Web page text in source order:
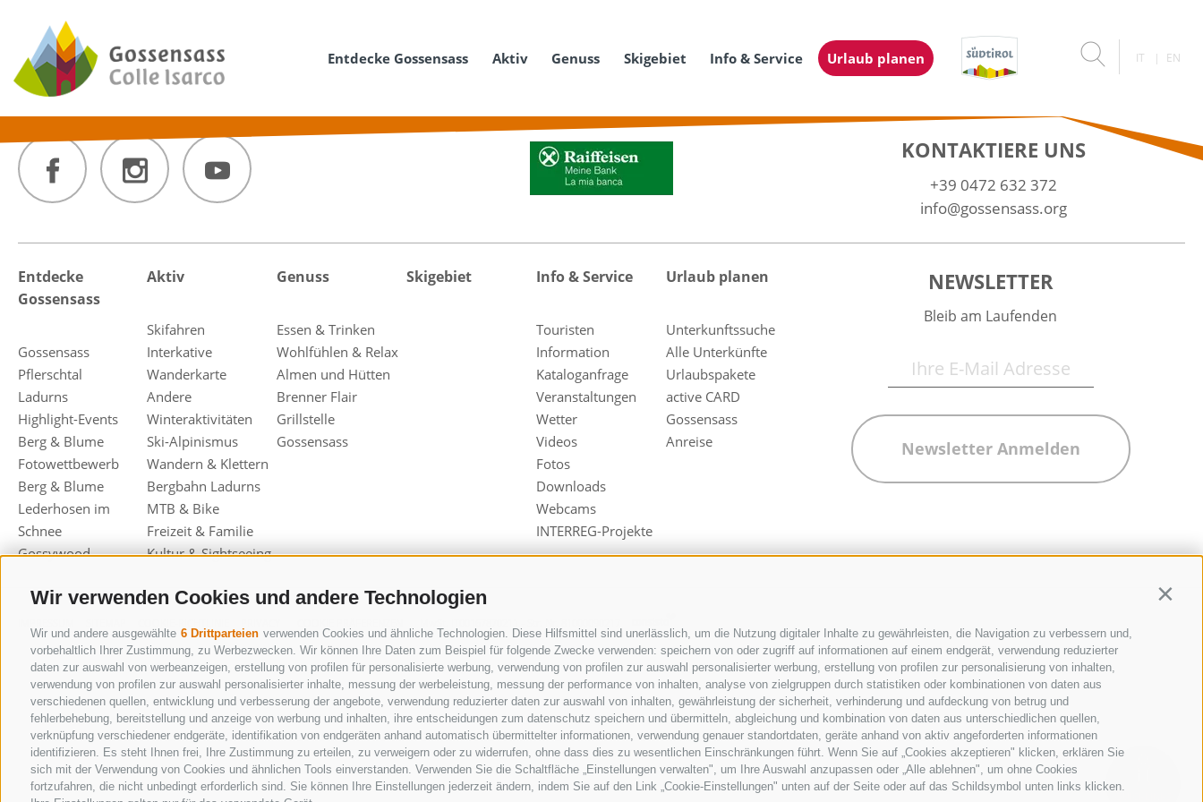
Wir verwenden Cookies und andere Technologien
Wir und andere ausgewählte 6 Drittparteien verwenden Cookies und ähnliche Technologien. Diese Hilfsmittel sind unerlässlich, um die Nutzung digitaler Inhalte zu gewährleisten, die Navigation zu verbessern und,
vorbehaltlich Ihrer Zustimmung, zu Werbezwecken. Wir können Ihre Daten zum Beispiel für folgende Zwecke verwenden: speichern von oder zugriff auf informationen auf einem endgerät, verwendung reduzierter
daten zur auswahl von werbeanzeigen, erstellung von profilen für personalisierte werbung, verwendung von profilen zur auswahl personalisierter werbung, erstellung von profilen zur personalisierung von inhalten,
verwendung von profilen zur auswahl personalisierter inhalte, messung der werbeleistung, messung der performance von inhalten, analyse von zielgruppen durch statistiken oder kombinationen von daten aus
verschiedenen quellen, entwicklung und verbesserung der angebote, verwendung reduzierter daten zur auswahl von inhalten, gewährleistung der sicherheit, verhinderung und aufdeckung von betrug und
fehlerbehebung, bereitstellung und anzeige von werbung und inhalten, ihre entscheidungen zum datenschutz speichern und übermitteln, abgleichung und kombination von daten aus unterschiedlichen quellen,
verknüpfung verschiedener endgeräte, identifikation von endgeräten anhand automatisch übermittelter informationen, verwendung genauer standortdaten, geräte anhand von aktiv angeforderten informationen
identifizieren. Es steht Ihnen frei, Ihre Zustimmung zu erteilen, zu verweigern oder zu widerrufen, ohne dass dies zu wesentlichen Einschränkungen führt. Wenn Sie auf „Cookies akzeptieren" klicken, erklären Sie
sich mit der Verwendung von Cookies und ähnlichen Tools einverstanden. Verwenden Sie die Schaltfläche „Einstellungen verwalten", um Ihre Auswahl anzupassen oder „Alle ablehnen", um ohne Cookies
fortzufahren, die nicht unbedingt erforderlich sind. Sie können Ihre Einstellungen jederzeit ändern, indem Sie auf den Link „Cookie-Einstellungen" unten auf der Seite oder auf das Schildsymbol unten links klicken.
Entdecke Gossensass Aktiv Genuss Skigebiet Info & Service Urlaub planen IT EN
KONTAKTIERE UNS
+39 0472 632 372
info@gossensass.org
Entdecke
Gossensass
Gossensass
Pflerschtal
Ladurns
Highlight-Events
Berg & Blume
Fotowettbewerb
Berg & Blume
Lederhosen im
Schnee
Gossywood
Aktiv
Skifahren
Interkative
Wanderkarte
Andere
Winteraktivitäten
Ski-Alpinismus
Wandern & Klettern
Bergbahn Ladurns
MTB & Bike
Freizeit & Familie
Kultur & Sightseeing
Genuss
Essen & Trinken
Wohlfühlen & Relax
Almen und Hütten
Brenner Flair
Grillstelle
Gossensass
Skigebiet Info & Service
Touristen
Information
Kataloganfrage
Veranstaltungen
Wetter
Videos
Fotos
Downloads
Webcams
INTERREG-Projekte
Urlaub planen
Unterkunftssuche
Alle Unterkünfte
Urlaubspakete
active CARD
Gossensass
Anreise
NEWSLETTER
Bleib am Laufenden
Newsletter Anmelden